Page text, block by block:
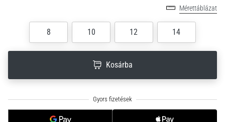
készíts
atlétika,
Mérettáblázat
8 10 12 14
Kosárba